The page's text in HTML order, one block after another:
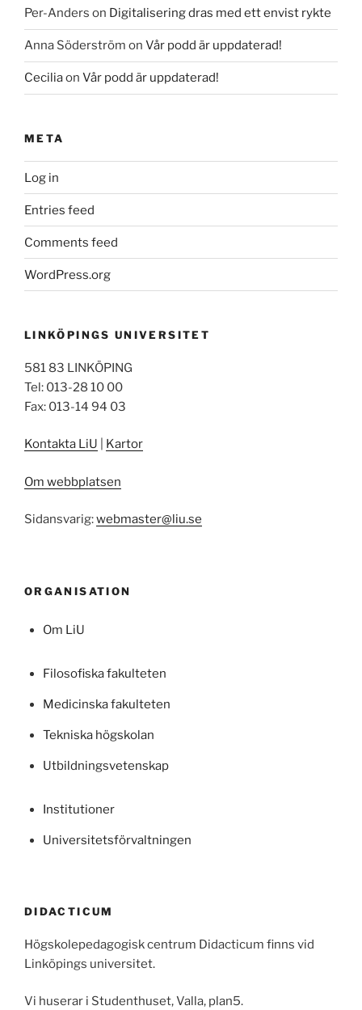
Per-Anders on Digitalisering dras med ett envist rykte
Anna Söderström on Vår podd är uppdaterad!
Ceciliaon Vår podd är uppdaterad!
META
Log in
Entries feed
Comments feed
WordPress.org
LINKÖPINGS UNIVERSITET
581 83 LINKÖPING
Tel: 013-28 10 00
Fax: 013-14 94 03
Kontakta LiU Kartor
Om webbplatsen
Sidansvarig:webmaster@liu.se
ORGANISATION
Om LiU
Filosofiska fakulteten
Medicinska fakulteten
Tekniska högskolan
Utbildningsvetenskap
Institutioner
Universitetsförvaltningen
DIDACTICUM
Högskolepedagogisk centrum Didacticum finns vid
Linköpings universitet.
Vi huserar i Studenthuset, Valla, plan5.